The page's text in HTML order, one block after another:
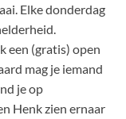
Elke donderdag
een (gratis) open
mag je iemand
je op
Henk zien ernaar